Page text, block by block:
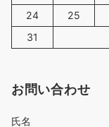
24
25
31
お問い合わせ
氏名